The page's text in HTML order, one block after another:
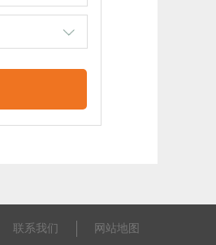
联系我们 网站地图